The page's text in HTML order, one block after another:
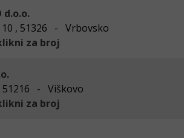
d.o.o.
10 , 51326 - Vrbovsko
za broj
51216 - Viškovo
za broj